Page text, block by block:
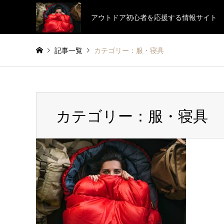
アウトドア初心者を応援する情報サイト
記事一覧 カテゴリー：服・寝具
カテゴリー：服・寝具